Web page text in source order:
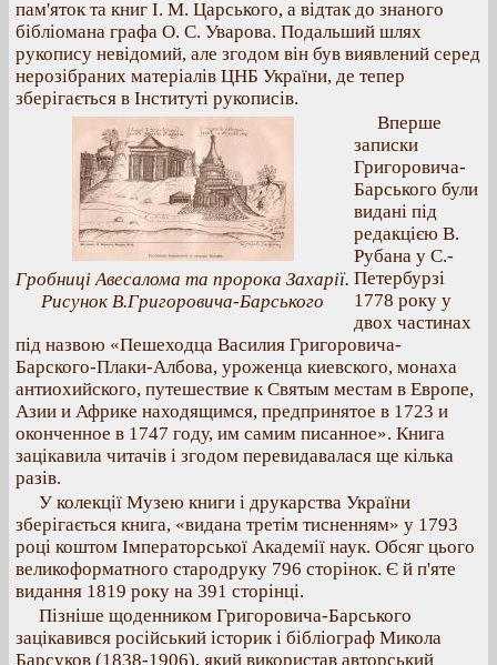
пам'яток та книг І. М. Царського, а відтак до знаного
бібліомана графа О. С. Уварова. Подальший шлях
рукопису невідомий, але згодом він був виявлений серед
нерозібраних матеріалів ЦНБ України, де тепер
зберігається в Інституті рукописів.
Гробниці Авесалома та пророка Захарії.
Рисунок В.Григоровича-Барського
Вперше
записки
Григоровича-
Барського були
видані під
редакцією В.
Рубана у С.-
Петербурзі
1778 року у
двох частинах
під назвою «Пешеходца Василия Григоровича-
Барского-Плаки-Албова, уроженца киевского, монаха
антиохийского, путешествие к Святым местам в Европе,
Азии и Африке находящимся, предпринятое в 1723 и
оконченное в 1747 году, им самим писанное». Книга
зацікавила читачів і згодом перевидавалася ще кілька
разів.
У колекції Музею книги і друкарства України
зберігається книга, «видана третім тисненням» у 1793
році коштом Імператорської Академії наук. Обсяг цього
великоформатного стародруку 796 сторінок. Є й п'яте
видання 1819 року на 391 сторінці.
Пізніше щоденником Григоровича-Барського
зацікавився російський історик і бібліограф Микола
Барсуков (1838-1906), який використав авторський